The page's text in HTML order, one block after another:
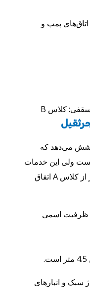
اتاق‌های پمپ و
می‌دهد که
ولی این خدمات
نسبت ممکن است چندین بار بیشتر از کلاس A اتفاق
شده 50 درصد از ظرفیت اسمی
سبک و انبارهای